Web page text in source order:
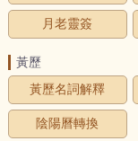
月老靈簽
黃歷
黃歷名詞解釋
陰陽曆轉換